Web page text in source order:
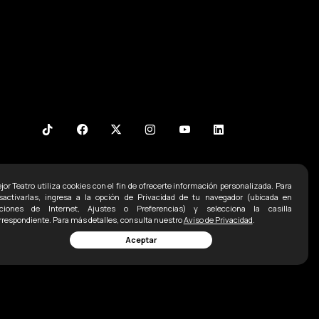
Teatro utiliza cookies con el fin de ofrecerte información personalizada. Para
ingresa a la opción de Privacidad de tu navegador (ubicada en
de Internet, Ajustes o Preferencias) y selecciona la casilla
Para más detalles, consulta nuestroAviso de Privacidad.
Aceptar
Contacto
Ofna:5255 52071498
5255 2338 1792